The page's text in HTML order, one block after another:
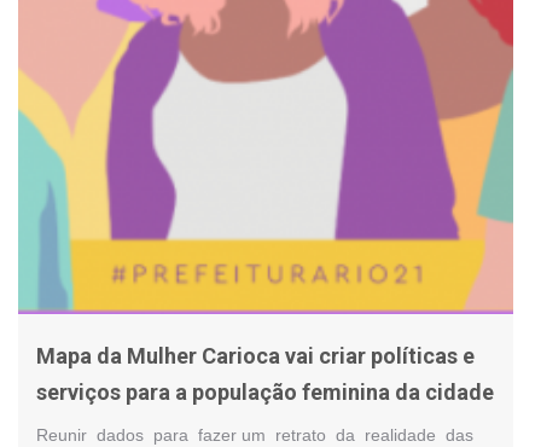
Mapa da Mulher Carioca vai criar políticas e
serviços para a população feminina da cidade
Reunir dados para fazer um retrato da realidade das